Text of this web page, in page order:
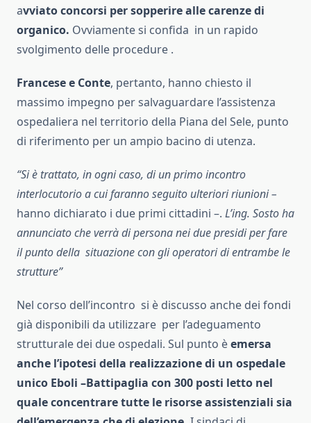
avviato concorsi per sopperire alle carenze di
organico. Ovviamente si confida in un rapido
svolgimento delle procedure .
Francese e Conte, pertanto, hanno chiesto il
massimo impegno per salvaguardare l’assistenza
ospedaliera nel territorio della Piana del Sele, punto
di riferimento per un ampio bacino di utenza.
“Si è trattato, in ogni caso, di un primo incontro
interlocutorio a cui faranno seguito ulteriori riunioni –
hanno dichiarato i due primi cittadini –. L’ing. Sosto ha
annunciato che verrà di persona nei due presidi per fare
il punto della situazione con gli operatori di entrambe le
strutture”
Nel corso dell’incontro si è discusso anche dei fondi
già disponibili da utilizzare per l’adeguamento
strutturale dei due ospedali. Sul punto èemersa
anche l’ipotesi della realizzazione di un ospedale
unico Eboli –Battipaglia con 300 posti letto nel
quale concentrare tutte le risorse assistenziali sia